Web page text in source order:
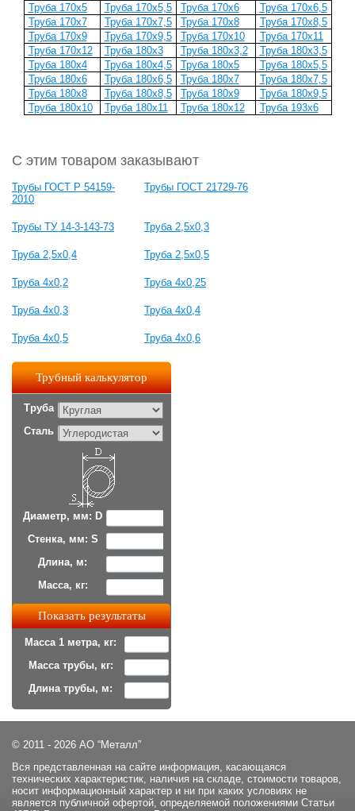
Труба 170x5
Труба 170x5,5 Труба 170x6
Труба 170x6,5
Труба 170x7
Труба 170x7,5 Труба 170x8
Труба 170x8,5
Труба 170x9
Труба 170x9,5 Труба 170x10
Труба 170x11
Труба 170x12
Труба 180x3 Труба 180x3,2
Труба 180x3,5
Труба 180x4
Труба 180x4,5 Труба 180x5
Труба 180x5,5
Труба 180x6
Труба 180x6,5 Труба 180x7
Труба 180x7,5
Труба 180x8
Труба 180x8,5 Труба 180x9
Труба 180x9,5
Труба 180x10
Труба 180x11 Труба 180x12 Труба 193x6
С этим товаром заказывают
Трубы ГОСТ Р 54159-
2010
Трубы ГОСТ 21729-76
Трубы ТУ 14-3-143-73 Труба 2,5х0,3
Труба 2,5х0,4 Труба 2,5х0,5
Труба 4х0,2 Труба 4х0,25
Труба 4х0,3 Труба 4х0,4
Труба 4х0,5 Труба 4х0,6
Трубный калькулятор
Труба
Сталь
Диаметр, мм: D
Стенка, мм: S
Длина, м:
Масса, кг:
Масса 1 метра, кг:
Масса трубы, кг:
Длина трубы, м:
© 2011 - 2026 АО “Металл”
Вся представленная на сайте информация, касающаяся
технических характеристик, наличия на складе, стоимости товаров,
носит информационный характер и ни при каких условиях не
является публичной офертой, определяемой положениями Статьи